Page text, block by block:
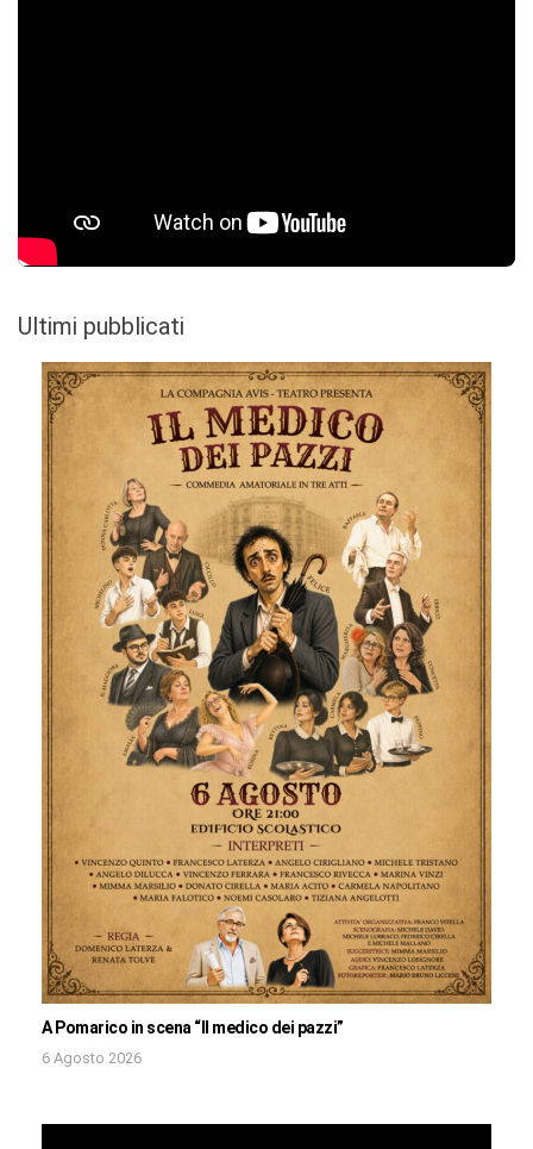
Ultimi pubblicati
A Pomarico in scena “Il medico dei pazzi”
6 Agosto 2026